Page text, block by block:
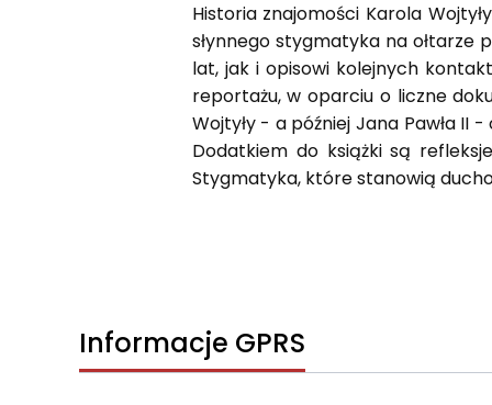
Historia znajomości Karola
słynnego stygmatyka na ołtarze
lat, jak i opisowi kolejnych
reportażu, w oparciu o liczne
Wojtyły - a później Jana Pawła II
Dodatkiem do książki są
Stygmatyka, które stanowią
Informacje GPRS